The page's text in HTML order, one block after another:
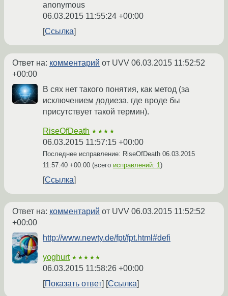
anonymous
06.03.2015 11:55:24 +00:00
Ссылка
Ответ на: комментарий от UVV 06.03.2015 11:52:52
+00:00
В сях нет такого понятия, как метод (за
исключением додиеза, где вроде бы
присутствует такой термин).
RiseOfDeath ★★★★
06.03.2015 11:57:15 +00:00
Последнее исправление: RiseOfDeath 06.03.2015
11:57:40 +00:00 (всего исправлений: 1)
Ссылка
Ответ на: комментарий от UVV 06.03.2015 11:52:52
+00:00
http://www.newty.de/fpt/fpt.html#defi
yoghurt ★★★★★
06.03.2015 11:58:26 +00:00
Показать ответ
Ссылка